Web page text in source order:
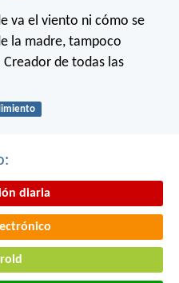
va el viento ni cómo se
la madre, tampoco
Creador de todas las
diaria